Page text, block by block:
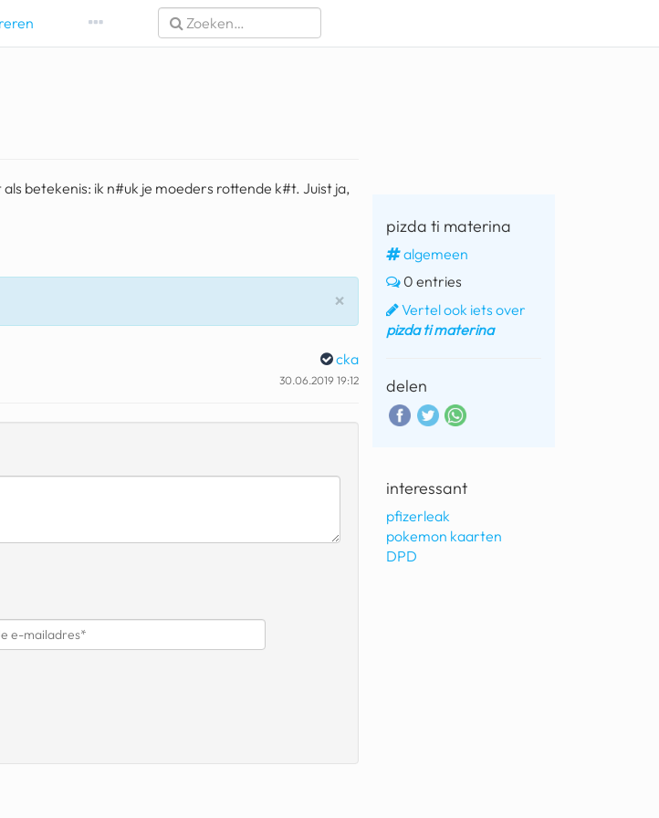
betekenis: ik n#uk je moeders rottende k#t. Juist ja,
×Sluiten
cka
30.06.2019 19:12
pizda ti materina
algemeen
0 entries
Vertel ook iets over
pizda ti materina
delen
interessant
pfizerleak
pokemon kaarten
DPD